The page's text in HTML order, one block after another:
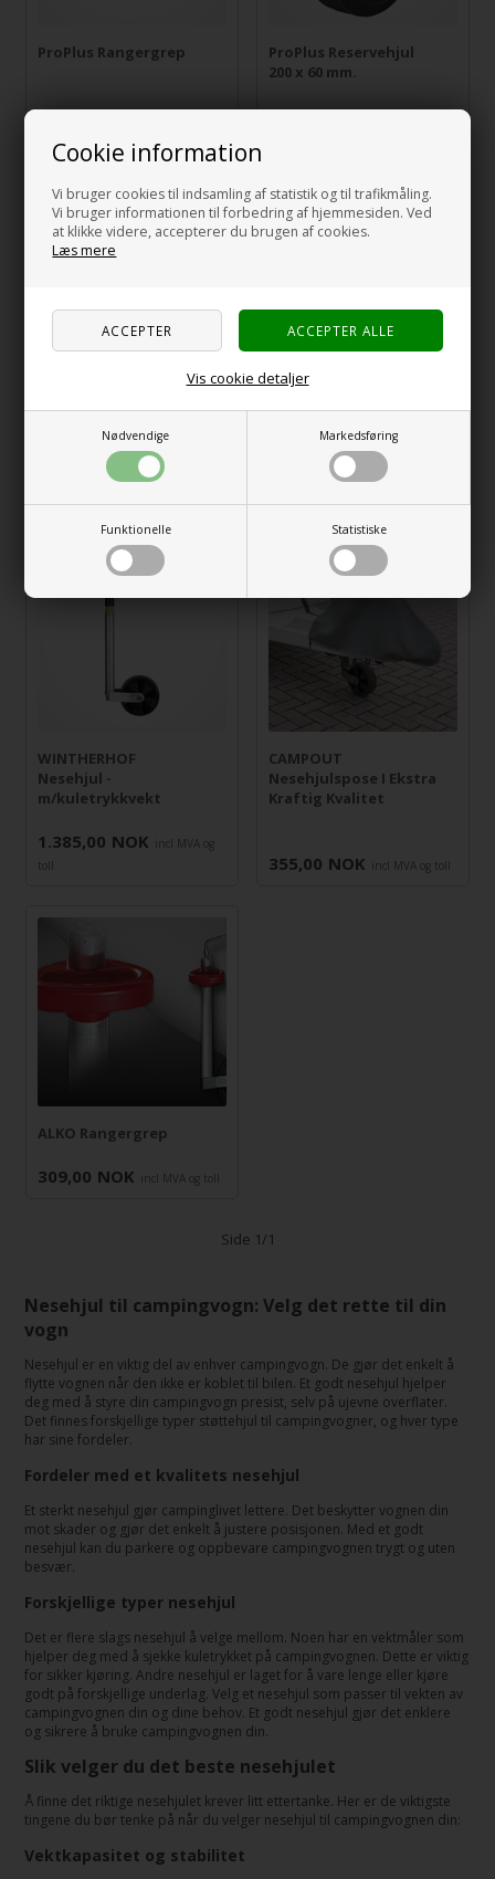
Cookie information
Vi bruger cookies til indsamling af statistik og til trafikmåling.
Vi bruger informationen til forbedring af hjemmesiden. Ved
at klikke videre, accepterer du brugen af cookies.
Læs mere
Nødvendige Markedsføring
Funktionelle Statistiske
Vis cookie detaljer
ProPlus Rangergrep
245,00 NOK
ProPlus Reservehjul
200 x 60 mm.
199,00 NOK
NOK
WINTHERHOF
1.695,00 NOK
incl MVA og
WINTHERHOF
Nesehjul -
m/kuletrykkvekt
1.385,00 NOK
incl MVA og
toll
CAMPOUT
Nesehjulspose I Ekstra
Kraftig Kvalitet
355,00 NOK incl MVA og toll
ALKO Rangergrep
309,00 NOK incl MVA og toll
Side 1/1
Nesehjul til campingvogn: Velg det rette til din
vogn
Nesehjul er en viktig del av enhver campingvogn. De gjør det enkelt å
flytte vognen når den ikke er koblet til bilen. Et godt nesehjul hjelper
deg med å styre din campingvogn presist, selv på ujevne overflater.
Det finnes forskjellige typer støttehjul til campingvogner, og hver type
har sine fordeler.
Fordeler med et kvalitets nesehjul
Et sterkt nesehjul gjør campinglivet lettere. Det beskytter vognen din
mot skader og gjør det enkelt å justere posisjonen. Med et godt
nesehjul kan du parkere og oppbevare campingvognen trygt og uten
besvær.
Forskjellige typer nesehjul
Det er flere slags nesehjul å velge mellom. Noen har en vektmåler som
hjelper deg med å sjekke kuletrykket på campingvognen. Dette er viktig
for sikker kjøring. Andre nesehjul er laget for å vare lenge eller kjøre
godt på forskjellige underlag. Velg et nesehjul som passer til vekten av
campingvognen din og dine behov. Et godt nesehjul gjør det enklere
og sikrere å bruke campingvognen din.
Slik velger du det beste nesehjulet
Å finne det riktige nesehjulet krever litt ettertanke. Her er de viktigste
tingene du bør tenke på når du velger nesehjul til campingvognen din:
Vektkapasitet og stabilitet